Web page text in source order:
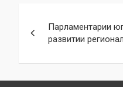
по
записям
Парламентарии
развитии